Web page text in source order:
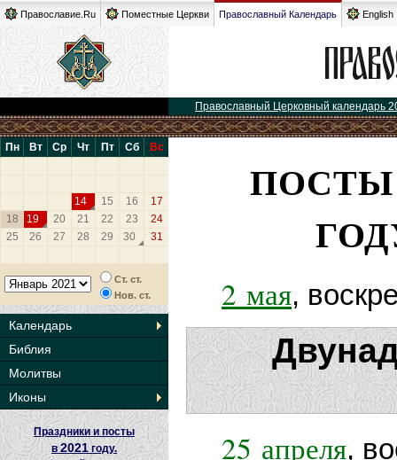
Православие.Ru Поместные Церкви Православный Календарь English
Православный Церковный календарь
Пн Вт Ср Чт Пт Сб Вс
14 15 16
17
18
19 20 21 22 23
24
25
26 27 28 29 30 31
Ст. ст.
Нов. ст.
Календарь
Библия
Молитвы
Иконы
Праздники и посты
в2021 году.
ПОСТЫ
2 мая,
25 апреля,